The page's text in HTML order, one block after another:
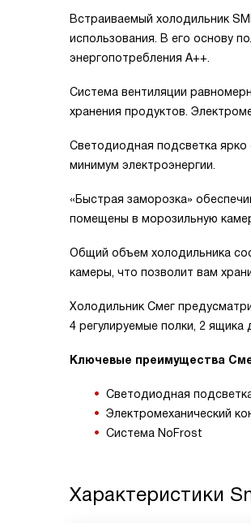
Встраиваемый холодильник
использования. В его основу
энергопотребления А++.
Система вентиляции
хранения продуктов.
Светодиодная подсветка ярко
минимум электроэнергии.
«Быстрая заморозка»
помещены в морозильную
Общий объем холодильника
камеры, что позволит вам
Холодильник Смег
4 регулируемые полки, 2
Ключевые преимущества
Светодиодная
Электромеханический
Система NoFrost
Характеристики